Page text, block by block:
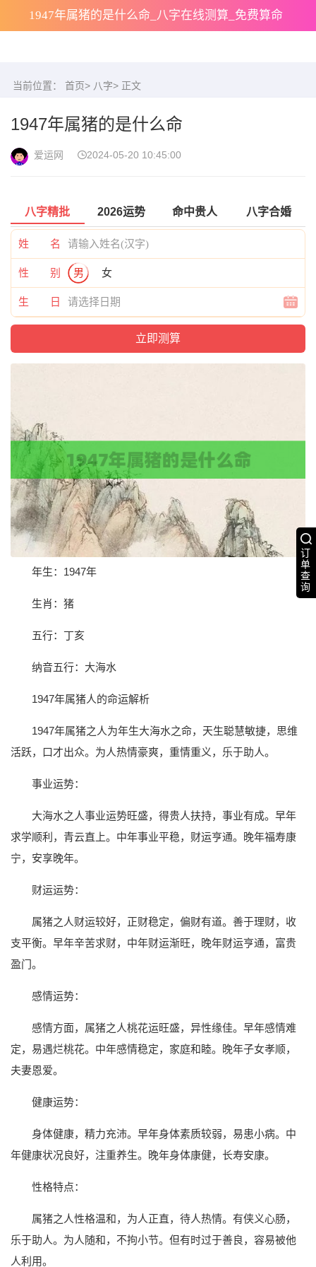
1947年属猪的是什么命_八字在线测算_免费算命
订
单
查
询
当前位置： 首页> 八字> 正文
1947年属猪的是什么命
爱运网 2024-05-20 10:45:00
八字精批 2026运势 命中贵人 八字合婚
姓 名
性 别 男 女
生 日
年生：1947年
生肖：猪
五行：丁亥
纳音五行：大海水
1947年属猪人的命运解析
1947年属猪之人为年生大海水之命，天生聪慧敏捷，思维
活跃，口才出众。为人热情豪爽，重情重义，乐于助人。
事业运势：
大海水之人事业运势旺盛，得贵人扶持，事业有成。早年
求学顺利，青云直上。中年事业平稳，财运亨通。晚年福寿康
宁，安享晚年。
财运运势：
属猪之人财运较好，正财稳定，偏财有道。善于理财，收
支平衡。早年辛苦求财，中年财运渐旺，晚年财运亨通，富贵
盈门。
感情运势：
感情方面，属猪之人桃花运旺盛，异性缘佳。早年感情难
定，易遇烂桃花。中年感情稳定，家庭和睦。晚年子女孝顺，
夫妻恩爱。
健康运势：
身体健康，精力充沛。早年身体素质较弱，易患小病。中
年健康状况良好，注重养生。晚年身体康健，长寿安康。
性格特点：
属猪之人性格温和，为人正直，待人热情。有侠义心肠，
乐于助人。为人随和，不拘小节。但有时过于善良，容易被他
人利用。